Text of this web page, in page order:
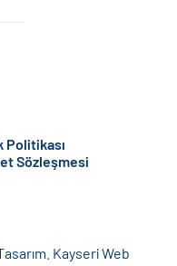
Politikası
Sözleşmesi
Kayseri Web